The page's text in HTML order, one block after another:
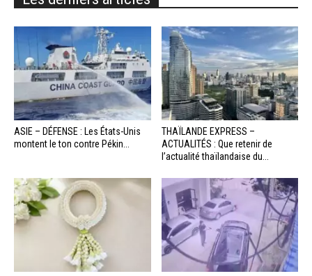
ASIE – DÉFENSE : Les États-Unis
montent le ton contre Pékin...
THAÏLANDE EXPRESS –
ACTUALITÉS : Que retenir de
l’actualité thaïlandaise du...